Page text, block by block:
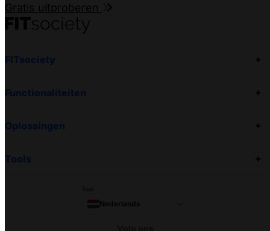
Gratis uitproberen
FITsociety
Functionaliteiten
Oplossingen
Tools
Nederlands